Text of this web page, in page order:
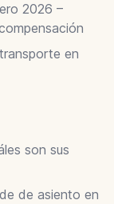
2026 –
en
son sus
de asiento en